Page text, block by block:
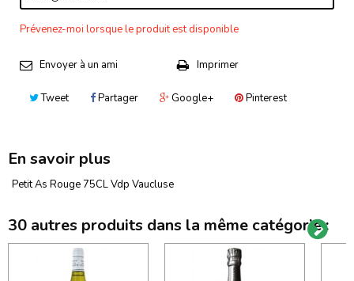
Prévenez-moi lorsque le produit est disponible
Envoyer à un ami Imprimer
Tweet Partager Google+ Pinterest
En savoir plus
Petit As Rouge 75CL Vdp Vaucluse
30 autres produits dans la même catégorie :